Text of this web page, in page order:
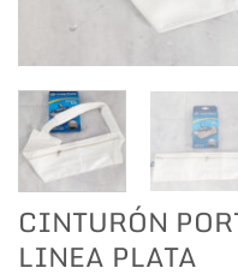
CINTURÓN
LINEA PLATA